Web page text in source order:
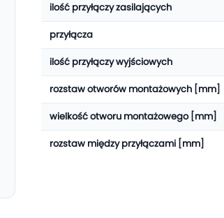
ilość przyłączy zasilających
przyłącza
ilość przyłączy wyjściowych
rozstaw otworów montażowych [mm]
wielkość otworu montażowego [mm]
rozstaw między przyłączami [mm]